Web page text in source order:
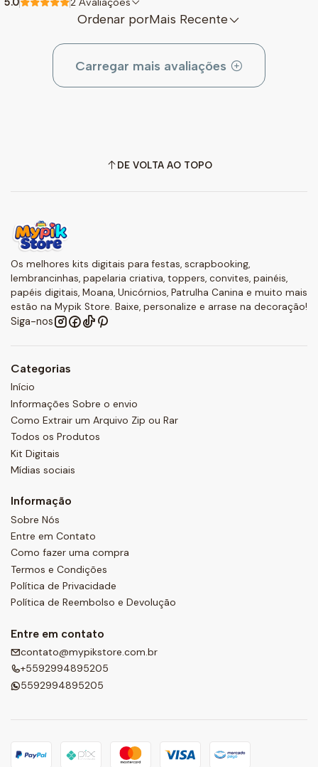
Ordenar porMais Recente
Carregar mais avaliações
DE VOLTA AO TOPO
Os melhores kits digitais para festas, scrapbooking,
lembrancinhas, papelaria criativa, toppers, convites, painéis,
papéis digitais, Moana, Unicórnios, Patrulha Canina e muito mais
estão na Mypik Store. Baixe, personalize e arrase na decoração!
Siga-nos
Categorias
Início
Informações Sobre o envio
Como Extrair um Arquivo Zip ou Rar
Todos os Produtos
Kit Digitais
Mídias sociais
Informação
Sobre Nós
Entre em Contato
Como fazer uma compra
Termos e Condições
Política de Privacidade
Política de Reembolso e Devolução
Entre em contato
contato@mypikstore.com.br
+5592994895205
5592994895205